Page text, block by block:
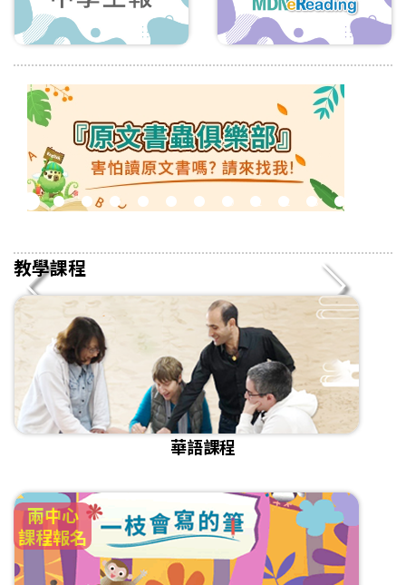
兩中心
課程報名
4 5 6 7 8 9 10 11 12 13 14
教學課程
華語課程